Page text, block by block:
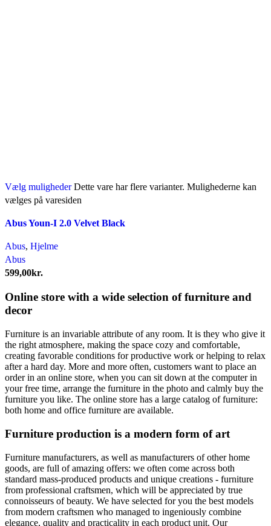
Vælg muligheder Dette vare har flere varianter. Mulighederne kan
vælges på varesiden
Abus Youn-I 2.0 Velvet Black
Abus, Hjelme
Abus
599,00kr.
Online store with a wide selection of furniture and
decor
Furniture is an invariable attribute of any room. It is they who give it
the right atmosphere, making the space cozy and comfortable,
creating favorable conditions for productive work or helping to relax
after a hard day. More and more often, customers want to place an
order in an online store, when you can sit down at the computer in
your free time, arrange the furniture in the photo and calmly buy the
furniture you like. The online store has a large catalog of furniture:
both home and office furniture are available.
Furniture production is a modern form of art
Furniture manufacturers, as well as manufacturers of other home
goods, are full of amazing offers: we often come across both
standard mass-produced products and unique creations - furniture
from professional craftsmen, which will be appreciated by true
connoisseurs of beauty. We have selected for you the best models
from modern craftsmen who managed to ingeniously combine
elegance, quality and practicality in each product unit. Our